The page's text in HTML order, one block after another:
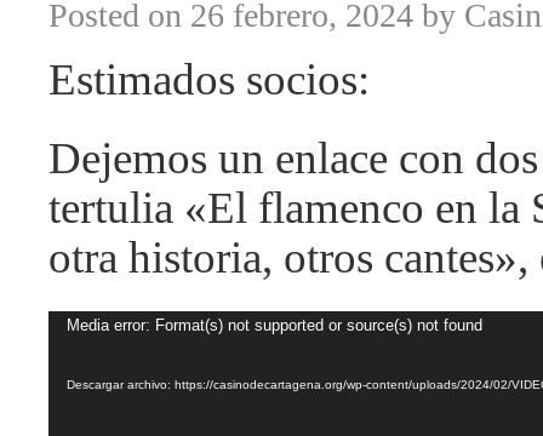
Posted on 26 febrero, 2024 by
Estimados socios:
Dejemos un enlace con
tertulia «El flamenco en la
otra historia, otros
Reproductor
vídeo
Media error: Format(s) not supported or source(s) not found
Descargar archivo: https://casinodecartagena.org/wp-content/uploads/2024/02/